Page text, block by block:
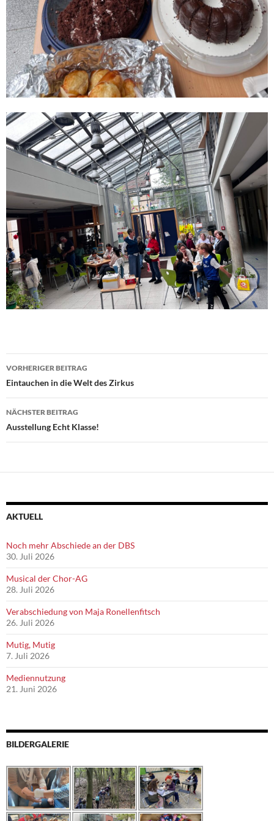
Beitragsnavigation
VORHERIGER BEITRAG
Eintauchen in die Welt des Zirkus
NÄCHSTER BEITRAG
Ausstellung Echt Klasse!
AKTUELL
Noch mehr Abschiede an der DBS
30. Juli 2026
Musical der Chor-AG
28. Juli 2026
Verabschiedung von Maja Ronellenfitsch
26. Juli 2026
Mutig, Mutig
7. Juli 2026
Mediennutzung
21. Juni 2026
BILDERGALERIE